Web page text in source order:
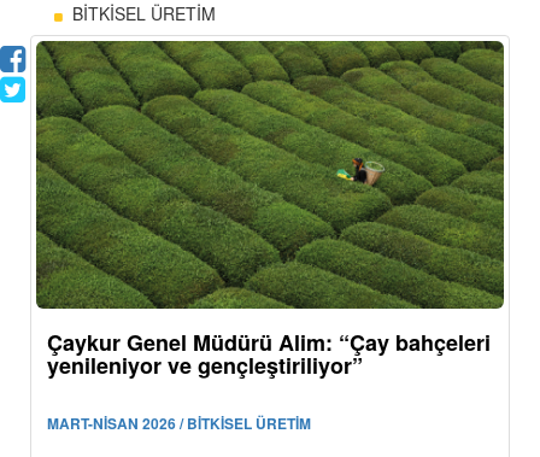
BİTKİSEL ÜRETİM
Çaykur Genel Müdürü Alim: “Çay bahçeleri
yenileniyor ve gençleştiriliyor”
MART-NİSAN 2026 / BİTKİSEL ÜRETİM